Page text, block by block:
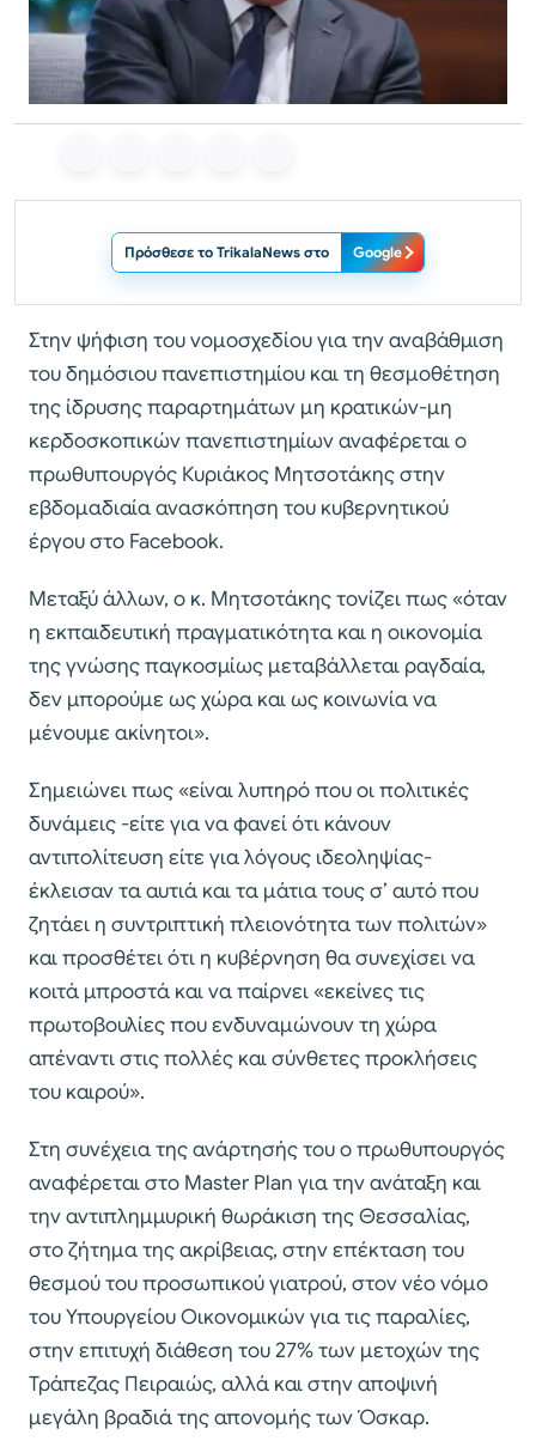
Πρόσθεσε το TrikalaNews στο Google
Στην ψήφιση του νομοσχεδίου για την αναβάθμιση
του δημόσιου πανεπιστημίου και τη θεσμοθέτηση
της ίδρυσης παραρτημάτων μη κρατικών-μη
κερδοσκοπικών πανεπιστημίων αναφέρεται ο
πρωθυπουργός Κυριάκος Μητσοτάκης στην
εβδομαδιαία ανασκόπηση του κυβερνητικού
έργου στο Facebook.
Μεταξύ άλλων, ο κ. Μητσοτάκης τονίζει πως «όταν
η εκπαιδευτική πραγματικότητα και η οικονομία
της γνώσης παγκοσμίως μεταβάλλεται ραγδαία,
δεν μπορούμε ως χώρα και ως κοινωνία να
μένουμε ακίνητοι».
Σημειώνει πως «είναι λυπηρό που οι πολιτικές
δυνάμεις -είτε για να φανεί ότι κάνουν
αντιπολίτευση είτε για λόγους ιδεοληψίας-
έκλεισαν τα αυτιά και τα μάτια τους σ’ αυτό που
ζητάει η συντριπτική πλειονότητα των πολιτών»
και προσθέτει ότι η κυβέρνηση θα συνεχίσει να
κοιτά μπροστά και να παίρνει «εκείνες τις
πρωτοβουλίες που ενδυναμώνουν τη χώρα
απέναντι στις πολλές και σύνθετες προκλήσεις
του καιρού».
Στη συνέχεια της ανάρτησής του ο πρωθυπουργός
αναφέρεται στο Master Plan για την ανάταξη και
την αντιπλημμυρική θωράκιση της Θεσσαλίας,
στο ζήτημα της ακρίβειας, στην επέκταση του
θεσμού του προσωπικού γιατρού, στον νέο νόμο
του Υπουργείου Οικονομικών για τις παραλίες,
στην επιτυχή διάθεση του 27% των μετοχών της
Τράπεζας Πειραιώς, αλλά και στην αποψινή
μεγάλη βραδιά της απονομής των Όσκαρ.